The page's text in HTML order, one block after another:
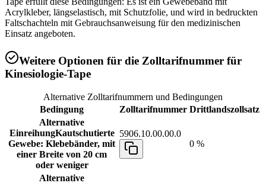
Acrylkleber, längselastisch, mit Schutzfolie, und wird in bedruckten
Faltschachteln mit Gebrauchsanweisung für den medizinischen
Einsatz angeboten.
Weitere Optionen für die Zolltarifnummer für
Kinesiologie-Tape
Alternative Zolltarifnummern und Bedingungen
Bedingung
Zolltarifnummer Drittlandszollsatz
Alternative
EinreihungKautschutierte
Gewebe: Klebebänder, mit
einer Breite von 20 cm
oder weniger
5906.10.00.00.0
0 %
Alternative